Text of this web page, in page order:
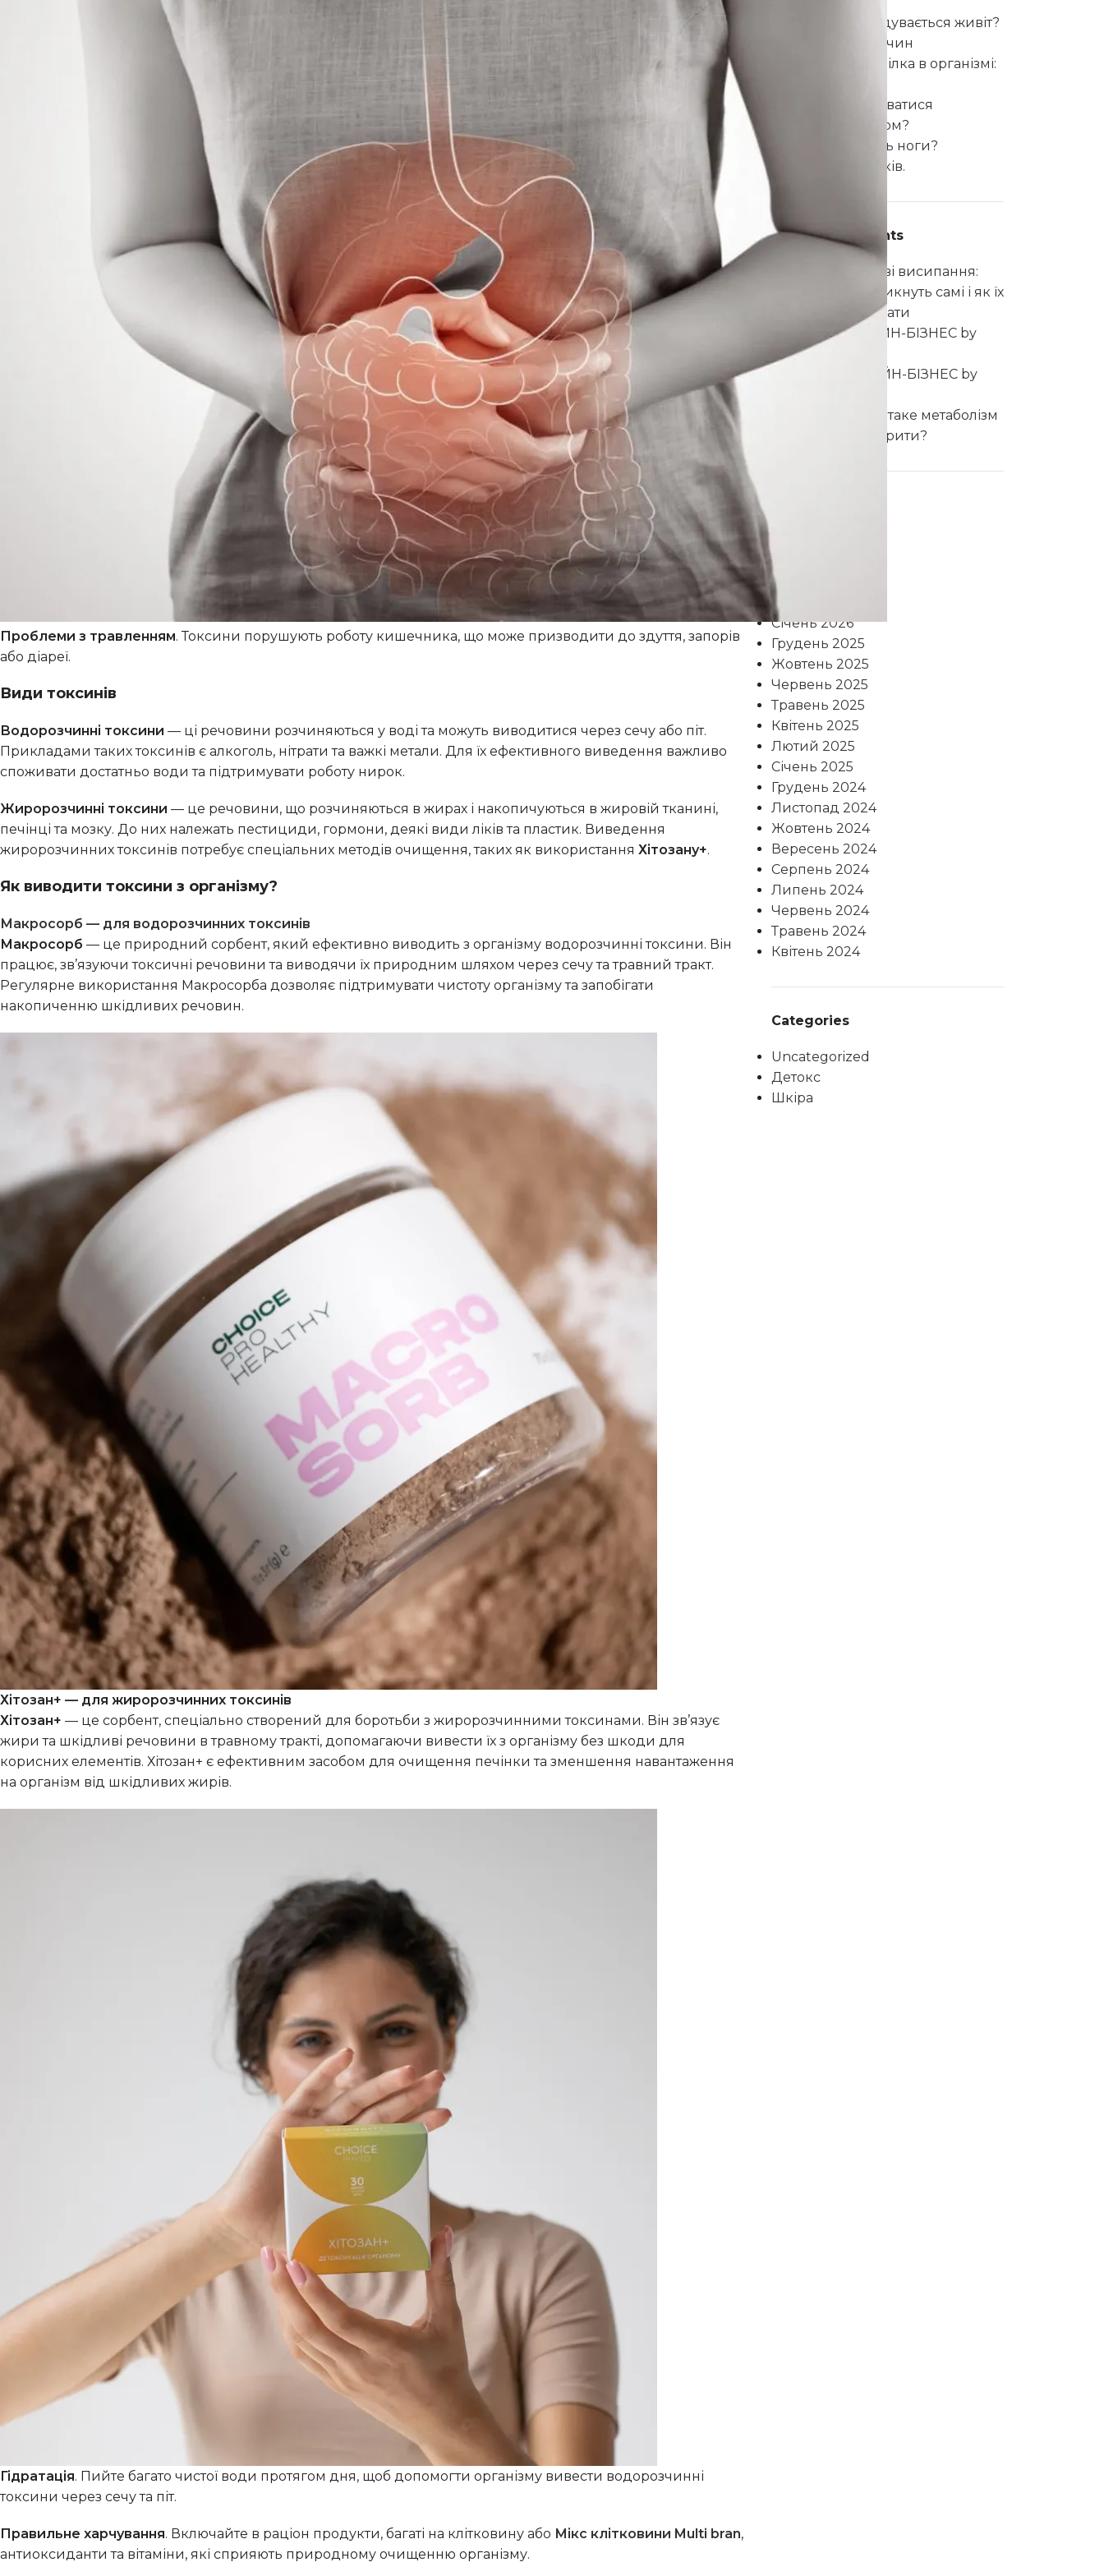
добавками, можуть стати джерелом токсинів. Також вживання великої кількості жирної та смаженої їжі
сприяє накопиченню токсичних речовин.
. Забруднення навколишнього середовища — це ще одне джерело токсинів. Промислові викиди,
вихлопні гази, шкідливі хімічні речовини у повітрі щодня потрапляють у наш організм через дихальні
. Нечищена або хімічно оброблена вода може містити важкі метали, хлор, мікроби та інші шкідливі
. Ми часто не помічаємо, що засоби для догляду за шкірою або чистки містять
токсичні компоненти, які можуть всмоктуватися через шкіру.
Стрес і метаболізм. Стрес і порушений обмін речовин також можуть призводити до накопичення
внутрішніх токсинів — продуктів розпаду речовин, які організм не встигає ефективно виводити.
Як токсини впливають на організм?
Погіршення імунітету
. Токсини ослаблюють імунну систему, роблячи організм більш вразливим до
. Печінка, нирки, легені та шлунково-кишковий тракт страждають від
надлишку токсинів, оскільки саме ці органи відповідають за їх нейтралізацію та виведення.
. Токсини знижують рівень енергії, що призводить до постійної втоми, апатії та відчуття
втоми навіть після відпочинку.
. Акне, запалення, сухість та інші проблеми зі шкірою часто є результатом накопичення
токсинів, оскільки шкіра — це один із шляхів їх виведення.
Алергії та харчові непереносимості . Токсини можуть посилювати алергічні реакції та викликати нові
харчові непереносимості.
Проблеми з травленням. Токсини порушують роботу кишечника, що може призводити до здуття, запорів
або діареї.
Види токсинів
Водорозчинні токсини — ці речовини розчиняються у воді та можуть виводитися через сечу або піт.
Прикладами таких токсинів є алкоголь, нітрати та важкі метали. Для їх ефективного виведення важливо
споживати достатньо води та підтримувати роботу нирок.
Жиророзчинні токсини — це речовини, що розчиняються в жирах і накопичуються в жировій тканині,
печінці та мозку. До них належать пестициди, гормони, деякі види ліків та пластик. Виведення
жиророзчинних токсинів потребує спеціальних методів очищення, таких як використання Хітозану+.
Як виводити токсини з організму?
Макросорб — для водорозчинних токсинів
Макросорб — це природний сорбент, який ефективно виводить з організму водорозчинні токсини. Він
працює, зв’язуючи токсичні речовини та виводячи їх природним шляхом через сечу та травний тракт.
Регулярне використання Макросорба дозволяє підтримувати чистоту організму та запобігати
накопиченню шкідливих речовин.
Хітозан+ — для жиророзчинних токсинів
Хітозан+ — це сорбент, спеціально створений для боротьби з жиророзчинними токсинами. Він зв’язує
жири та шкідливі речовини в травному тракті, допомагаючи вивести їх з організму без шкоди для
корисних елементів. Хітозан+ є ефективним засобом для очищення печінки та зменшення навантаження
на організм від шкідливих жирів.
Гідратація. Пийте багато чистої води протягом дня, щоб допомогти організму вивести водорозчинні
токсини через сечу та піт.
Правильне харчування. Включайте в раціон продукти, багаті на клітковину або Мікс клітковини Multi bran,
антиоксиданти та вітаміни, які сприяють природному очищенню організму.
Чому постійно здувається живіт?
7 можливих причин
Ознаки нестачі білка в організмі:
Чи можна підмиватися
звичайним милом?
Чому набрякають ноги?
Причини набряків.
Recent Comments
Підліткові висипання:
чому вони не зникнуть самі і як їх
правильно лікувати
доОНЛАЙН-БІЗНЕС by
CHOICE
ОНЛАЙН-БІЗНЕС by
Що таке метаболізм
і як його прискорити?
Травень 2026
Квітень 2026
Березень 2026
Січень 2026
Грудень 2025
Жовтень 2025
Червень 2025
Травень 2025
Квітень 2025
Лютий 2025
Січень 2025
Грудень 2024
Листопад 2024
Жовтень 2024
Вересень 2024
Серпень 2024
Липень 2024
Червень 2024
Травень 2024
Квітень 2024
Categories
Uncategorized
Детокс
Шкіра